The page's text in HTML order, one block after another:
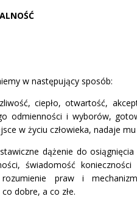
ŚĆ
w następujący sposób:
ciepło, otwartość,
odmienności i wyborów,
w życiu człowieka, nadaje
dążenie do osiągnięcia
świadomość
rozumienie praw i
dobre, a co złe.